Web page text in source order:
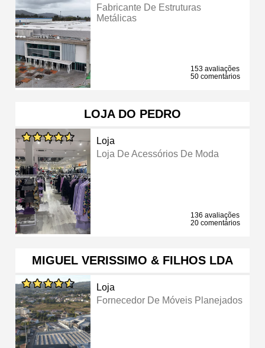
Fabricante De Estruturas
Metálicas
153 avaliações
50 comentários
LOJA DO PEDRO
Loja
Loja De Acessórios De Moda
136 avaliações
20 comentários
MIGUEL VERISSIMO & FILHOS LDA
Loja
Fornecedor De Móveis Planejados